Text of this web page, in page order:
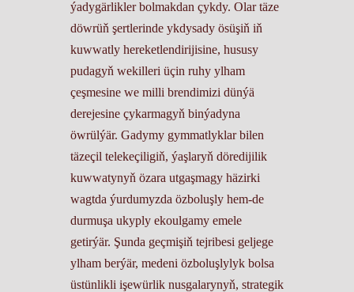
ýadygärlikler bolmakdan çykdy. Olar täze
döwrüň şertlerinde ykdysady ösüşiň iň
kuwwatly hereketlendirijisine, hususy
pudagyň wekilleri üçin ruhy ylham
çeşmesine we milli brendimizi dünýä
derejesine çykarmagyň binýadyna
öwrülýär. Gadymy gymmatlyklar bilen
täzeçil telekeçiligiň, ýaşlaryň döredijilik
kuwwatynyň özara utgaşmagy häzirki
wagtda ýurdumyzda özboluşly hem-de
durmuşa ukyply ekoulgamy emele
getirýär. Şunda geçmişiň tejribesi geljege
ylham berýär, medeni özboluşlylyk bolsa
üstünlikli işewürlik nusgalarynyň, strategik